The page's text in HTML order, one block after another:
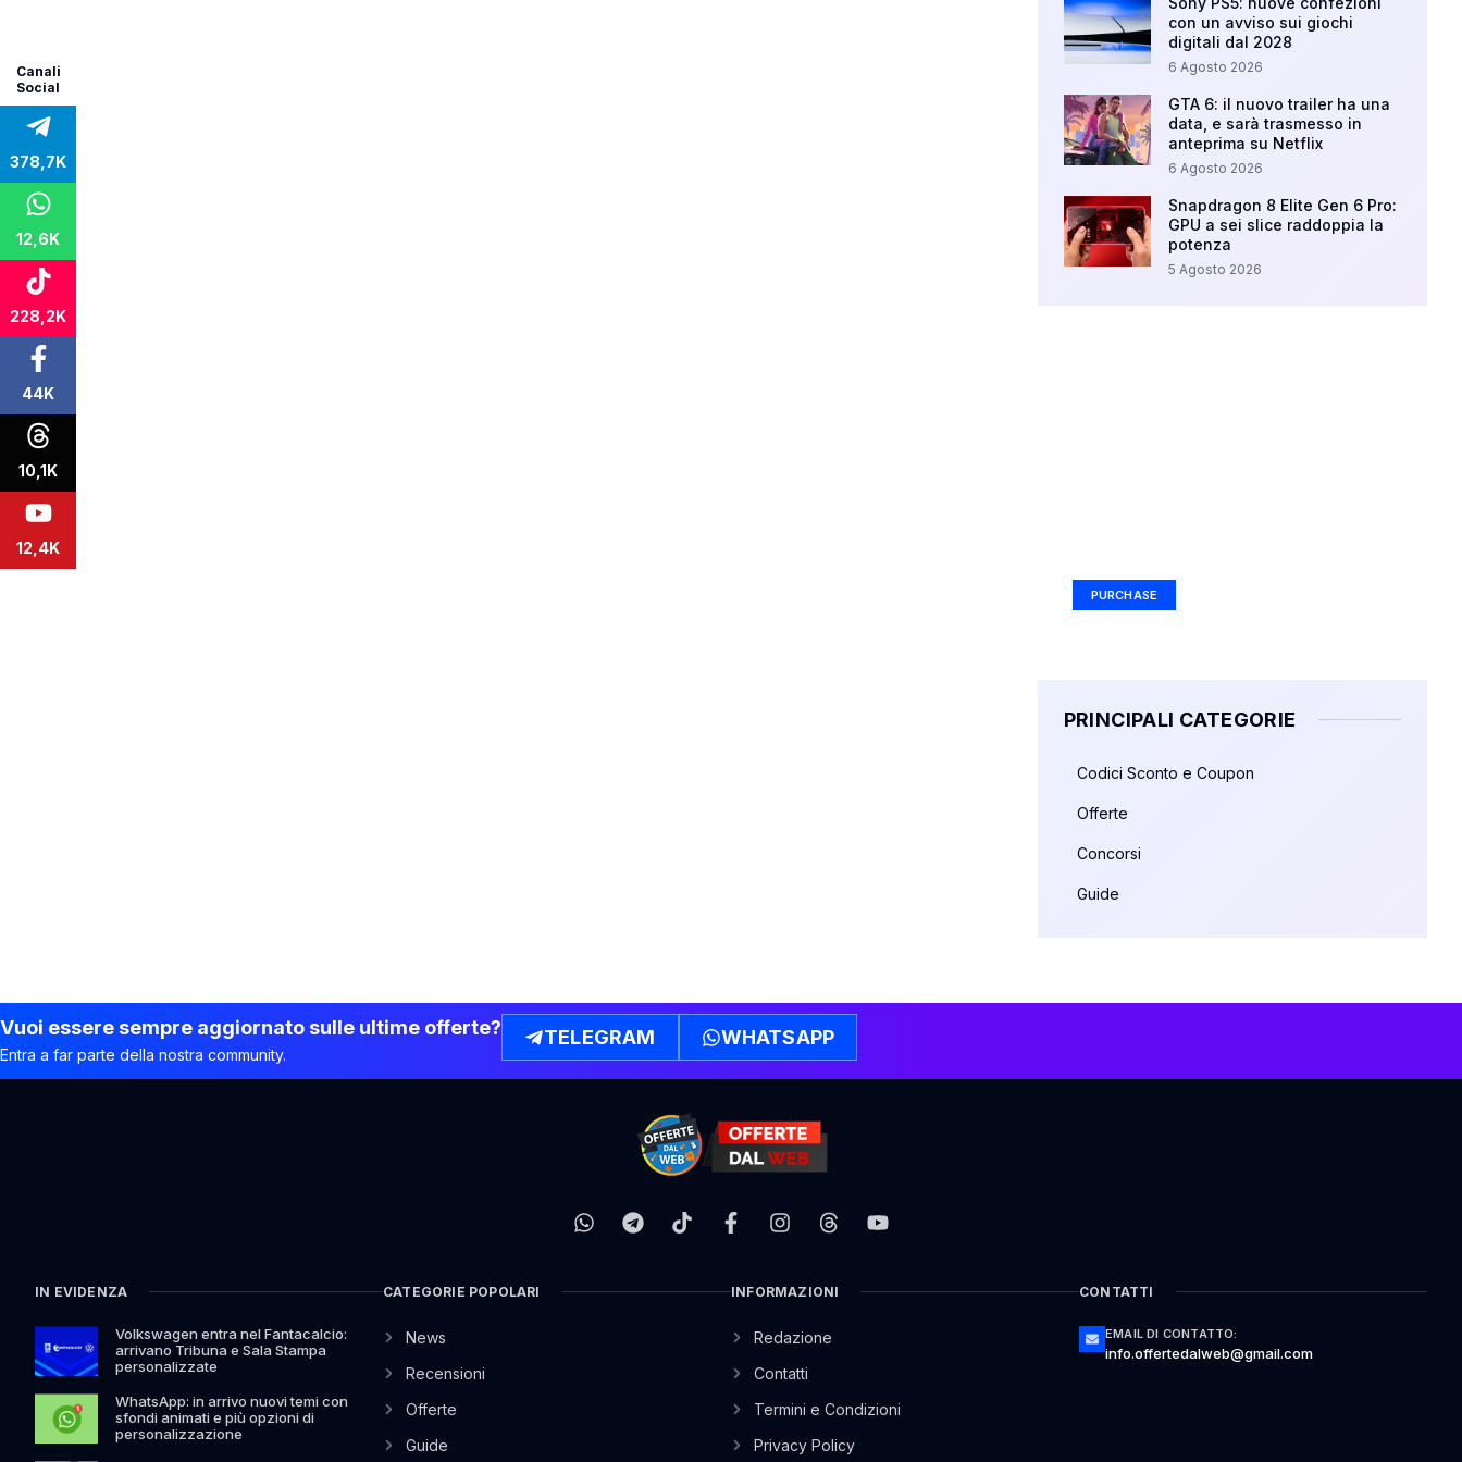
Canali
Social
378,7K
12,6K
228,2K
44K
10,1K
12,4K
con un avviso sui giochi
digitali dal 2028
6 Agosto 2026
GTA 6: il nuovo trailer ha una
data, e sarà trasmesso in
anteprima su Netflix
6 Agosto 2026
Snapdragon 8 Elite Gen 6 Pro:
GPU a sei slice raddoppia la
potenza
5 Agosto 2026
PURCHASE
PRINCIPALI CATEGORIE
Codici Sconto e Coupon
Offerte
Concorsi
Guide
Vuoi essere sempre aggiornato sulle ultime offerte?
Entra a far parte della nostra community.
TELEGRAM WHATSAPP
IN EVIDENZA
Volkswagen entra nel Fantacalcio:
arrivano Tribuna e Sala Stampa
personalizzate
WhatsApp: in arrivo nuovi temi con
sfondi animati e più opzioni di
personalizzazione
CATEGORIE POPOLARI
News
Recensioni
Offerte
Guide
INFORMAZIONI
Redazione
Contatti
Termini e Condizioni
Privacy Policy
CONTATTI
EMAIL DI CONTATTO:
info.offertedalweb@gmail.com